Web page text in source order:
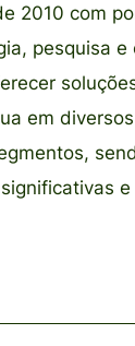
2010 com
pesquisa e
em